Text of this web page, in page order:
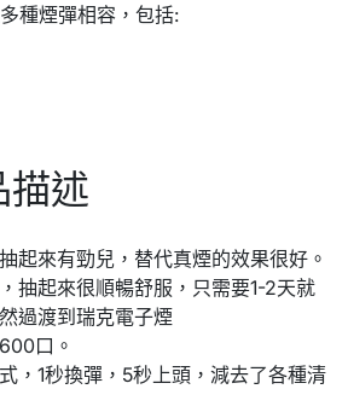
種煙彈相容，包括:
述
起來有勁兒，替代真煙的效果很好。
抽起來很順暢舒服，只需要1-2天就
過渡到瑞克電子煙
口。
，1秒換彈，5秒上頭，減去了各種清